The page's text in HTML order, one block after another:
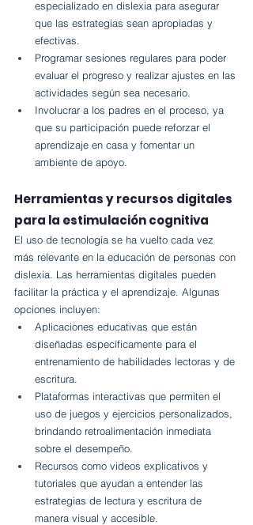
especializado en dislexia para asegurar
que las estrategias sean apropiadas y
efectivas.
Programar sesiones regulares para poder
evaluar el progreso y realizar ajustes en las
actividades según sea necesario.
Involucrar a los padres en el proceso, ya
que su participación puede reforzar el
aprendizaje en casa y fomentar un
ambiente de apoyo.
Herramientas y recursos digitales
para la estimulación cognitiva
El uso de tecnología se ha vuelto cada vez
más relevante en la educación de personas con
dislexia. Las herramientas digitales pueden
facilitar la práctica y el aprendizaje. Algunas
opciones incluyen:
Aplicaciones educativas que están
diseñadas específicamente para el
entrenamiento de habilidades lectoras y de
escritura.
Plataformas interactivas que permiten el
uso de juegos y ejercicios personalizados,
brindando retroalimentación inmediata
sobre el desempeño.
Recursos como videos explicativos y
tutoriales que ayudan a entender las
estrategias de lectura y escritura de
manera visual y accesible.